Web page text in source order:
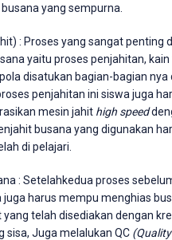
yang sempurna.
: Proses yang sangat penting
yaitu proses penjahitan, kain
disatukan bagian-bagian nya
penjahitan ini siswa juga
mesin jahit high speed
busana yang digunakan
di pelajari.
: Setelahkedua proses
harus mempu menghias
yang telah disediakan dengan
sisa, Juga melalukan QC